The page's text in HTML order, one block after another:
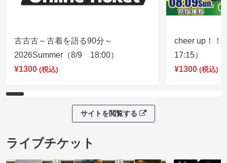
古古古～古着を語る90分～
2026Summer（8/9 18:00）
¥1300 (税込)
cheer up！
17:15）
¥1300 (税込)
サイトを閲覧する
ライブチケット